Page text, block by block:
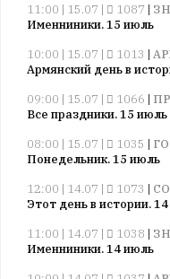
11:00 | 15.07 |
1087 |
Именниники. 15 июль
10:00 | 15.07 |
1013 |
Армянский день в
09:00 | 15.07 |
1066 |
Все праздники. 15 июль
08:00 | 15.07 |
1035 |
Понедельник. 15 июль
12:00 | 14.07 |
1073 |
Этот день в истории.
11:00 | 14.07 |
1038 |
Именниники. 14 июль